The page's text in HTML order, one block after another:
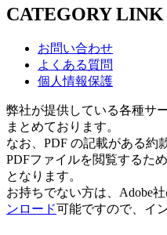
CATEGORY LINK
お問い合わせ
よくある質問
個人情報保護
弊社が提供している各種サ
まとめております。
なお、PDF の記載がある約
PDFファイルを閲覧するた
となります。
お持ちでない方は、Adobe
ンロード可能ですので、イ